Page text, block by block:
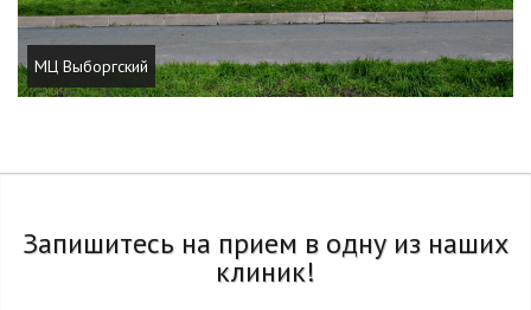
МЦ Выборгский
Запишитесь на прием в одну из наших
клиник!